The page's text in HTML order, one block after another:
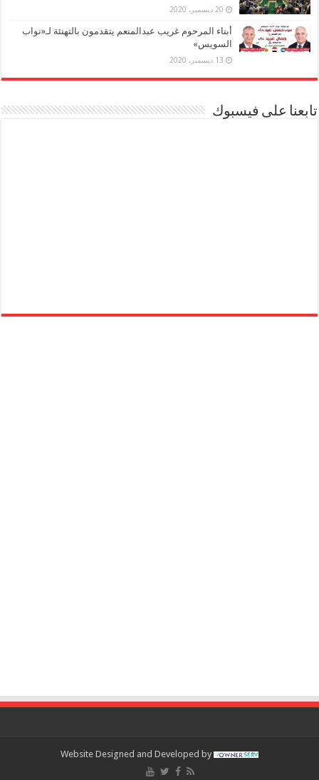
20 ديسمبر، 2020
أبناء المرحوم غريب عبدالمنعم يتقدمون بالتهنئة لـ«نواب
السويس»
13 ديسمبر، 2020
تابعنا على فيسبوك
Website Designed and Developed by